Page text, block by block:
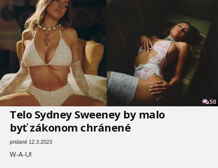
50
Telo Sydney Sweeney by malo
byť zákonom chránené
pridané 12.3.2023
W-A-U!